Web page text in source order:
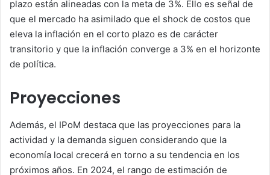
plazo están alineadas con la meta de 3%. Ello es señal de
que el mercado ha asimilado que el shock de costos que
eleva la inflación en el corto plazo es de carácter
transitorio y que la inflación converge a 3% en el horizonte
de política.
Proyecciones
Además, el IPoM destaca que las proyecciones para la
actividad y la demanda siguen considerando que la
economía local crecerá en torno a su tendencia en los
próximos años. En 2024, el rango de estimación de